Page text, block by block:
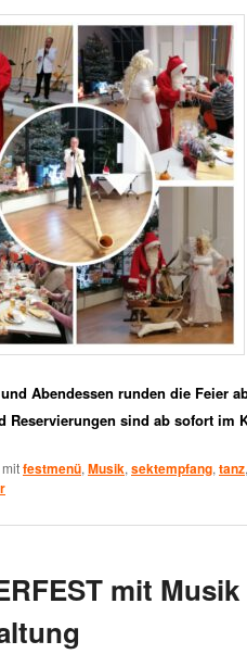
Abendessen runden die Feier
Reservierungen sind ab sofort im
festmenü,Musik,sektempfang,tanz,
mit